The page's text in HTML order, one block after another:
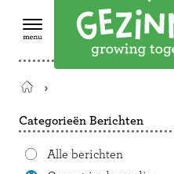
Terug
de
startpagina
Categorieën Berichten
Alle berichten